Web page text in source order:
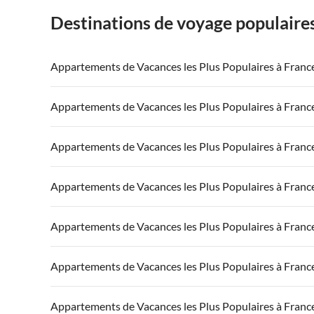
Destinations de voyage
Appartements de Vacances les Plus Populaires à
Appartements de Vacances à France
Appartements de Vacances à Côte atlantique
Appartements de Vacances à Côte d'Azur
Appartements de Vacances les Plus Populaires à
Appartements de Vacances à France
Appartements de Vacances à Côte atlantique
Appartements de Vacances à Côte d'Azur
Appartements de Vacances les Plus Populaires à
Appartements de Vacances à France
Appartements de Vacances à Côte atlantique
Appartements de Vacances à Côte d'Azur
Appartements de Vacances les Plus Populaires à
Appartements de Vacances à France
Appartements de Vacances à Côte atlantique
Appartements de Vacances à Côte d'Azur
Appartements de Vacances les Plus Populaires à
Appartements de Vacances à France
Appartements de Vacances à Côte atlantique
Appartements de Vacances les Plus Populaires à
Appartements de Vacances à France
Appartements de Vacances les Plus Populaires à